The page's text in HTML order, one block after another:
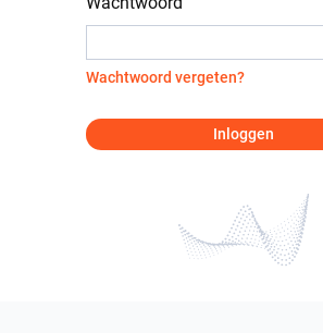
Wachtwoord vergeten?
Inloggen